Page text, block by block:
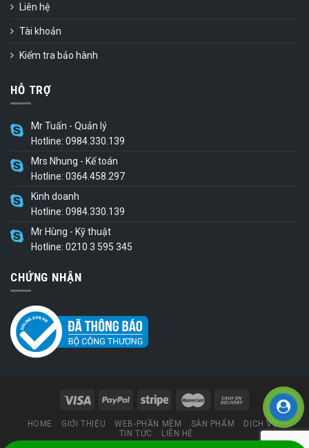
Liên hệ
Tài khoản
Kiểm tra bảo hành
HỖ TRỢ
Mr Tuấn - Quản lý
Hotline: 0984.330.139
Mrs Nhung - Kế toán
Hotline: 0364.458.297
Kinh doanh
Hotline: 0984.330.139
Mr Hùng - Kỹ thuật
Hotline: 0210 3 595 345
CHỨNG NHẬN
HOME GIỚI THIỆU WEB-PHẦN MỀM SẢN PHẨM
DỊCH VỤ
TIN TỨC
LIÊN HỆ